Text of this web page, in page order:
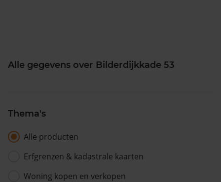
Alle gegevens over Bilderdijkkade 53
Thema's
Alle producten
Erfgrenzen & kadastrale kaarten
Woning kopen en verkopen